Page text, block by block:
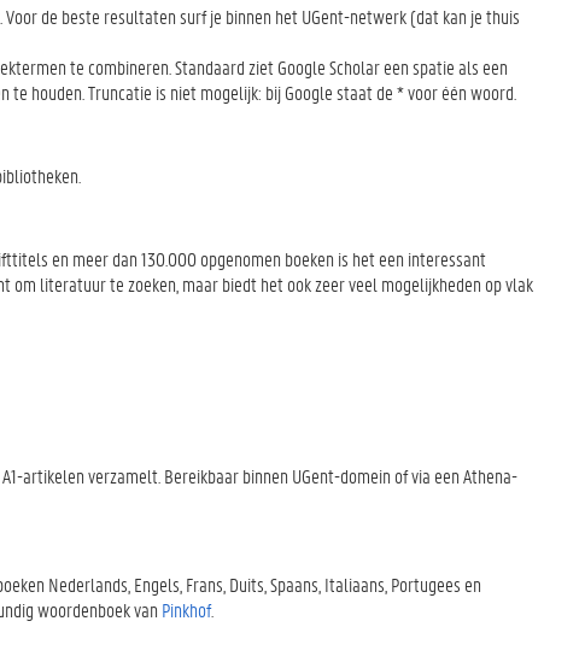
de beste resultaten surf je binnen het UGent-netwerk (dat kan je thuis
te combineren. Standaard ziet Google Scholar een spatie als een
te houden. Truncatie is niet mogelijk: bij Google staat de * voor één woord.
en meer dan 130.000 opgenomen boeken is het een interessant
om literatuur te zoeken, maar biedt het ook zeer veel mogelijkheden op vlak
artikelen verzamelt. Bereikbaar binnen UGent-domein of via een Athena-
Nederlands, Engels, Frans, Duits, Spaans, Italiaans, Portugees en
woordenboek van Pinkhof.